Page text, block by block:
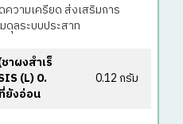
วามเครียด ส่งเสริมการ
ลระบบประสาท
าผงสําเร็
(L) O.
ยังอ่อน
0.12 กรัม